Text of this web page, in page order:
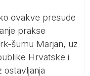
ovakve presude
prakse
šumu Marjan, uz
Hrvatske i
ostavljanja